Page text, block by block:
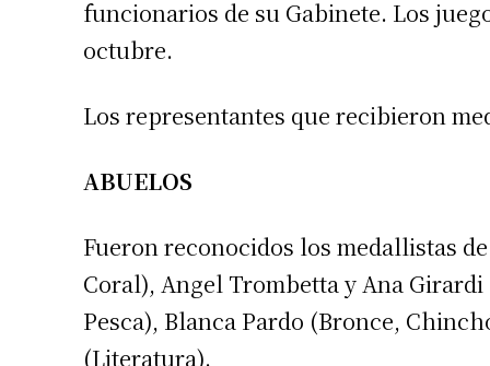
funcionarios de su Gabinete. Los
octubre.
Los representantes que recibieron
ABUELOS
Fueron reconocidos los medallistas
Coral), Angel Trombetta y Ana
Pesca), Blanca Pardo (Bronce,
(Literatura).